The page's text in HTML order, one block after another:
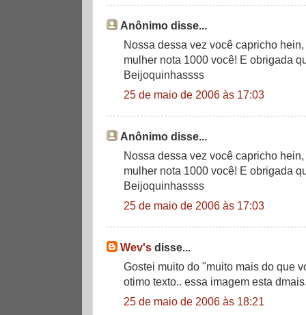
Anônimo disse...
Nossa dessa vez você capricho
mulher nota 1000 você! E obrigada
Beijoquinhassss
25 de maio de 2006 às 17:03
Anônimo disse...
Nossa dessa vez você capricho
mulher nota 1000 você! E obrigada
Beijoquinhassss
25 de maio de 2006 às 17:03
Wev's disse...
Gostei muito do "muito mais do que
otimo texto.. essa imagem esta
25 de maio de 2006 às 18:21